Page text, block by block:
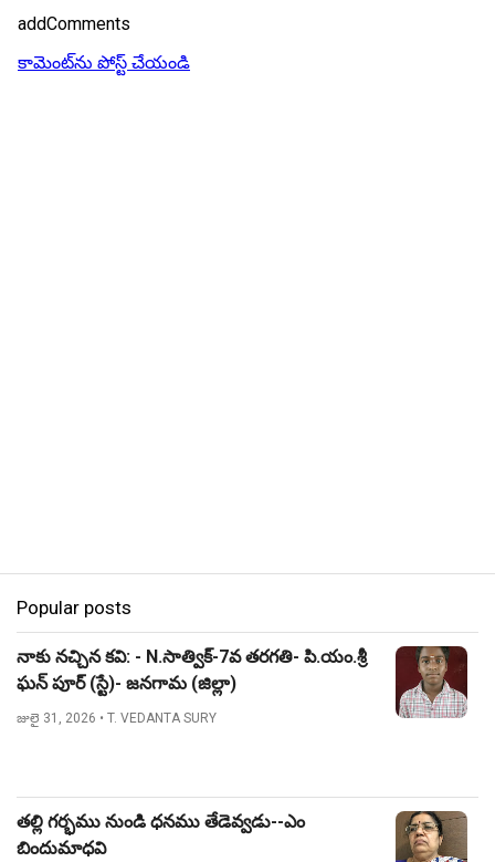
addComments
కామెంట్‌ను పోస్ట్ చేయండి
Popular posts
నాకు నచ్చిన కవి: - N.సాత్విక్-7వ తరగతి- పి.యం.శ్రీ
ఘన్ పూర్ (స్టే)- జనగామ (జిల్లా)
జులై 31, 2026 • T. VEDANTA SURY
తల్లి గర్భము నుండి ధనము తేడెవ్వడు--ఎం
బిందుమాధవి